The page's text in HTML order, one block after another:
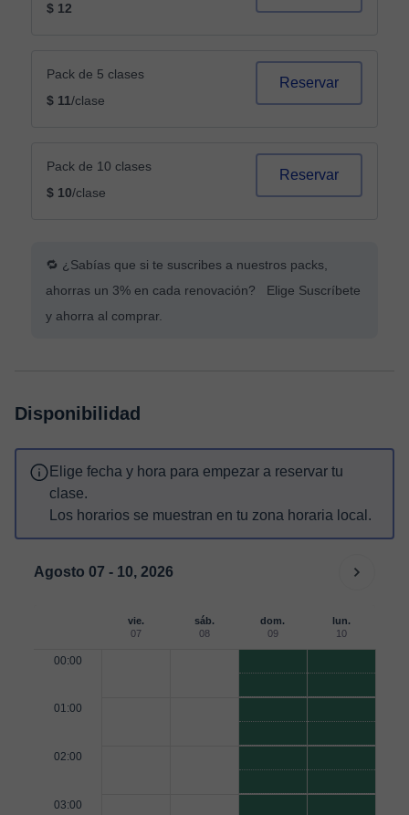
$ 12
Pack de 5 clases
$ 11/clase
Reservar
Pack de 10 clases
$ 10/clase
Reservar
🔁 ¿Sabías que si te suscribes a nuestros packs,
ahorras un 3% en cada renovación? Elige Suscríbete
y ahorra al comprar.
Disponibilidad
Elige fecha y hora para empezar a reservar tu
clase.
Los horarios se muestran en tu zona horaria local.
Agosto 07 - 10, 2026
vie.
07
sáb.
08
dom.
09
lun.
10
00:00
01:00
02:00
03:00